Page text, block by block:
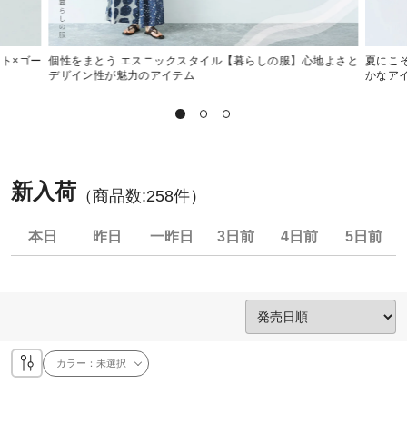
×ゴー
個性をまとう エスニックスタイル【暮らしの服】心地よさと
デザイン性が魅力のアイテム
夏にこ
かなア
新入荷 （商品数:258件）
本日 昨日 一昨日 3日前 4日前 5日前
カラー：未選択